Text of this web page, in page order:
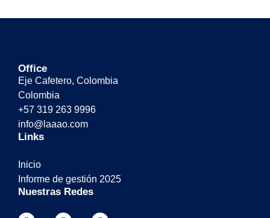
Office
Eje Cafetero, Colombia
Colombia
+57 319 263 9996
info@laaao.com
Links
Inicio
Informe de gestión 2025
Nuestras Redes